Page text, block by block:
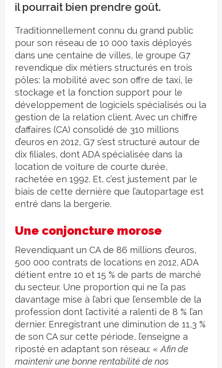
il pourrait bien prendre goût.
Traditionnellement connu du grand public
pour son réseau de 10 000 taxis déployés
dans une centaine de villes, le groupe G7
revendique dix métiers structurés en trois
pôles: la mobilité avec son offre de taxi, le
stockage et la fonction support pour le
développement de logiciels spécialisés ou la
gestion de la relation client. Avec un chiffre
d’affaires (CA) consolidé de 310 millions
d’euros en 2012, G7 s’est structuré autour de
dix filiales, dont ADA spécialisée dans la
location de voiture de courte durée,
rachetée en 1992. Et, c’est justement par le
biais de cette dernière que l’autopartage est
entré dans la bergerie.
Une conjoncture morose
Revendiquant un CA de 86 millions d’euros,
500 000 contrats de locations en 2012, ADA
détient entre 10 et 15 % de parts de marché
du secteur. Une proportion qui ne l’a pas
davantage mise à l’abri que l’ensemble de la
profession dont l’activité a ralenti de 8 % l’an
dernier. Enregistrant une diminution de 11,3 %
de son CA sur cette période, l’enseigne a
riposté en adaptant son réseau: « Afin de
maintenir une bonne rentabilité de nos